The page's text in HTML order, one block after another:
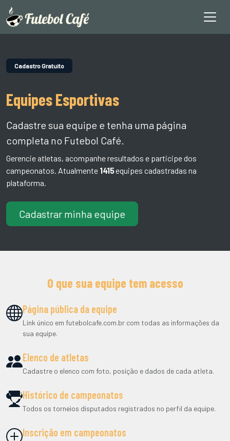
Cadastro Gratuito
Equipes Esportivas
Cadastre sua equipe e tenha uma página
completa no Futebol Café.
Gerencie atletas, acompanhe resultados e participe dos
campeonatos. Atualmente 1415equipes cadastradas na
plataforma.
Cadastrar minha equipe
O que sua equipe tem acesso
Página pública da equipe
Link único em futebolcafe.com.br com todas as informações da
sua equipe.
Elenco de atletas
Cadastre o elenco com foto, posição e dados de cada atleta.
Histórico de campeonatos
Todos os torneios disputados registrados no perfil da equipe.
Inscrição em campeonatos